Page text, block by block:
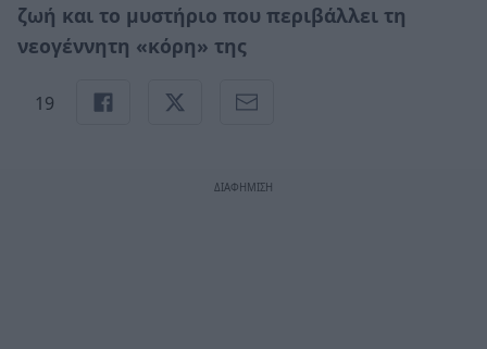
ζωή και το μυστήριο που περιβάλλει τη
νεογέννητη «κόρη» της
19